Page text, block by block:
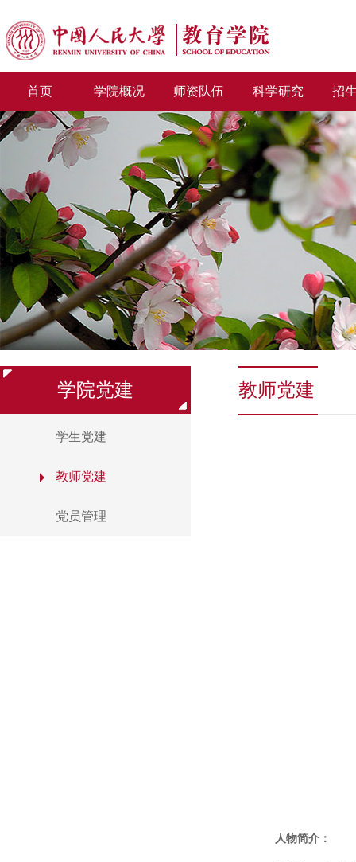
首页 学院概况 师资队伍 科学研究 招
学院党建
学生党建
教师党建
党员管理
教师党建
人物简介：